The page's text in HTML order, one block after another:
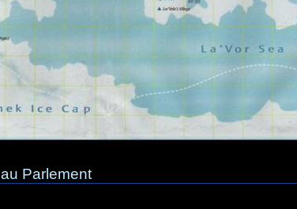
Parlement